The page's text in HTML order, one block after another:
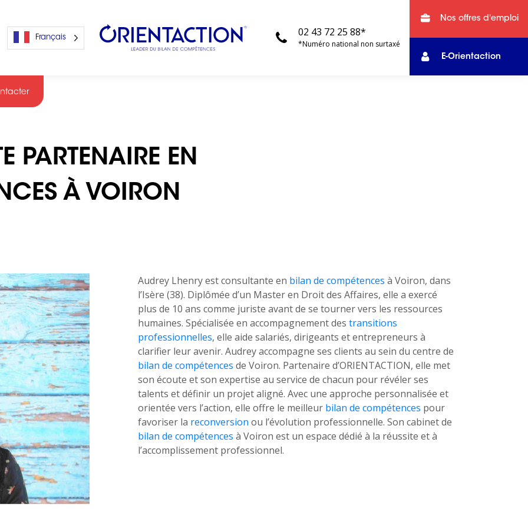
Français 02 43 72 25 88*
*Numéro national non surtaxé
Nos offres d'emploi
E-Orientaction
24h
Trouver
une
agence
PARTENAIRE EN
À VOIRON
Audrey Lhenry est consultante en bilan de compétences à Voiron, dans
l’Isère (38). Diplômée d’un Master en Droit des Affaires, elle a exercé
plus de 10 ans comme juriste avant de se tourner vers les ressources
humaines. Spécialisée en accompagnement des transitions
professionnelles, elle aide salariés, dirigeants et entrepreneurs à
clarifier leur avenir. Audrey accompagne ses clients au sein du centre de
bilan de compétences de Voiron. Partenaire d’ORIENTACTION, elle met
son écoute et son expertise au service de chacun pour révéler ses
talents et définir un projet aligné. Avec une approche personnalisée et
orientée vers l’action, elle offre le meilleur bilan de compétences pour
favoriser la reconversion ou l’évolution professionnelle. Son cabinet de
bilan de compétences à Voiron est un espace dédié à la réussite et à
l’accomplissement professionnel.